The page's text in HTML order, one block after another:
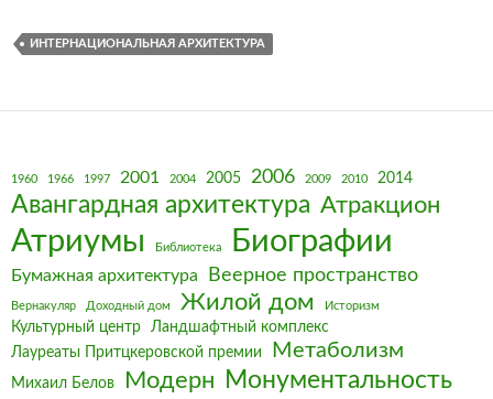
ИНТЕРНАЦИОНАЛЬНАЯ АРХИТЕКТУРА
1960 1966 1997 2001 2004 2005 2006 2009 2010 2014
Авангардная архитектура Атракцион
Атриумы Библиотека Биографии
Бумажная архитектура Веерное пространство
Вернакуляр Доходный дом Жилой дом Историзм
Культурный центр
Ландшафтный комплекс
Лауреаты Притцкеровской премии
Метаболизм
Михаил Белов Модерн Монументальность